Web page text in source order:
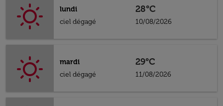
lundi
ciel dégagé
28°C
10/08/2026
mardi
ciel dégagé
29°C
11/08/2026